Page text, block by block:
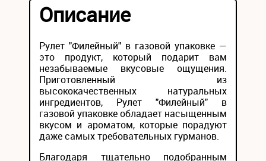
Описание
Рулет "Филейный" в газовой упаковке —
это продукт, который подарит вам
незабываемые вкусовые ощущения.
Приготовленный из
высококачественных натуральных
ингредиентов, Рулет "Филейный" в
газовой упаковке обладает насыщенным
вкусом и ароматом, которые порадуют
даже самых требовательных гурманов.
Благодаря тщательно подобранным